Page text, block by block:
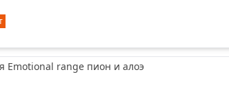
Emotional range пион и алоэ